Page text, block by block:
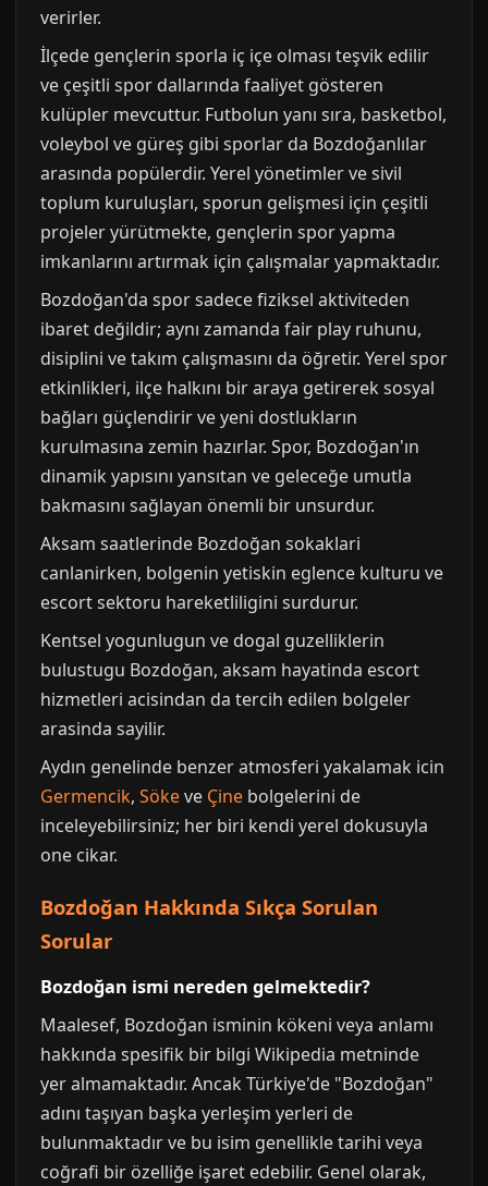
verirler.
İlçede gençlerin sporla iç içe olması teşvik edilir
ve çeşitli spor dallarında faaliyet gösteren
kulüpler mevcuttur. Futbolun yanı sıra, basketbol,
voleybol ve güreş gibi sporlar da Bozdoğanlılar
arasında popülerdir. Yerel yönetimler ve sivil
toplum kuruluşları, sporun gelişmesi için çeşitli
projeler yürütmekte, gençlerin spor yapma
imkanlarını artırmak için çalışmalar yapmaktadır.
Bozdoğan'da spor sadece fiziksel aktiviteden
ibaret değildir; aynı zamanda fair play ruhunu,
disiplini ve takım çalışmasını da öğretir. Yerel spor
etkinlikleri, ilçe halkını bir araya getirerek sosyal
bağları güçlendirir ve yeni dostlukların
kurulmasına zemin hazırlar. Spor, Bozdoğan'ın
dinamik yapısını yansıtan ve geleceğe umutla
bakmasını sağlayan önemli bir unsurdur.
Aksam saatlerinde Bozdoğan sokaklari
canlanirken, bolgenin yetiskin eglence kulturu ve
escort sektoru hareketliligini surdurur.
Kentsel yogunlugun ve dogal guzelliklerin
bulustugu Bozdoğan, aksam hayatinda escort
hizmetleri acisindan da tercih edilen bolgeler
arasinda sayilir.
Aydın genelinde benzer atmosferi yakalamak icin
Germencik, Sökeve Çine bolgelerini de
inceleyebilirsiniz; her biri kendi yerel dokusuyla
one cikar.
Bozdoğan Hakkında Sıkça Sorulan
Sorular
Bozdoğan ismi nereden gelmektedir?
Maalesef, Bozdoğan isminin kökeni veya anlamı
hakkında spesifik bir bilgi Wikipedia metninde
yer almamaktadır. Ancak Türkiye'de "Bozdoğan"
adını taşıyan başka yerleşim yerleri de
bulunmaktadır ve bu isim genellikle tarihi veya
coğrafi bir özelliğe işaret edebilir. Genel olarak,